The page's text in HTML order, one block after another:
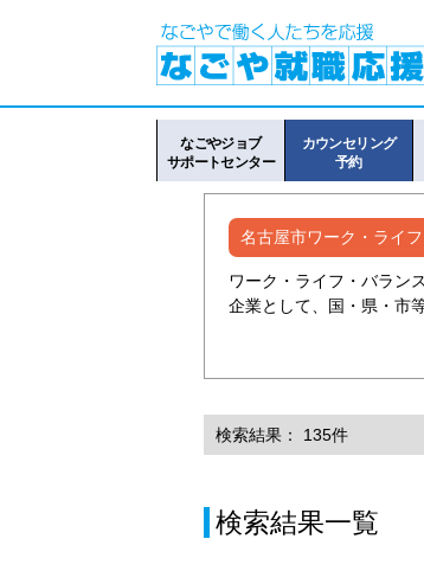
なごやジョブ
サポートセンター
カウンセリング
予約
名古屋市ワーク・ライ
ワーク・ライフ・バラン
企業として、国・県・市
検索結果： 135件
検索結果一覧